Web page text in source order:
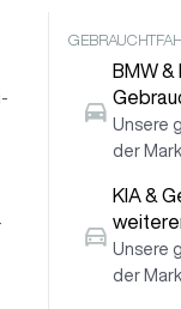
BMW &
Unsere
der
KIA &
Unsere
der